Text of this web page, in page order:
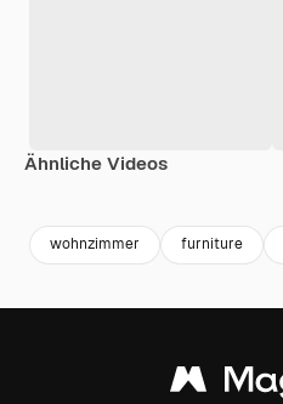
Ähnliche Videos
wohnzimmer furniture